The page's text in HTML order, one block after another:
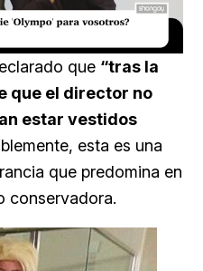
que “tras la
que el director no
estar vestidos
esta es una
que predomina en
conservadora.